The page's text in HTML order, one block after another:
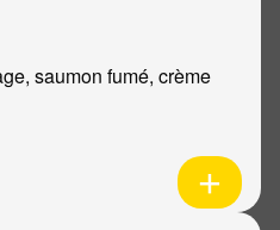
saumon fumé, crème